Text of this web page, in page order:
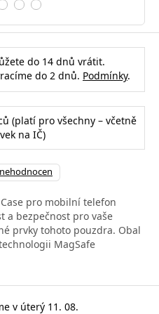
do 14 dnů vrátit.
do 2 dnů. Podmínky.
(platí pro všechny – včetně
na IČ)
pro mobilní telefon
a bezpečnost pro vaše
prvky tohoto pouzdra. Obal
MagSafe
v úterý 11. 08.